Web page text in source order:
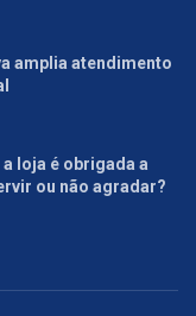
amplia atendimento
loja é obrigada a
ou não agradar?